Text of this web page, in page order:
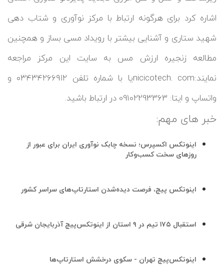
اشاره کرد برای هرگونه ارتباط با مرکز نوآوری و شتاب دهی
شهید ستاری و آشنایی بیشتر با رویداد مسی بساز و همچنین
مطالعه زنجیره ارزش مس به سایت این مرکز مراجعه
نمایند:nicicotech. comیا با شماره تلفن ۰۳۴۳۴۲۶۶۹۱۲ و
واتساپ و ایتا: 09102293363 در ارتباط باشید.
خبر های مهم:
اینوتکس اکسپرس؛ نسخه چابک نوآوری ایران برای عبور از
روزهای سخت کسب‌وکار
اینوتکس پیچ، فرصت دیده‌شدن استارتاپ‌های سراسر کشور
استقبال ۱۷۵ تیم در ۹ استان از اینوتکس‌پیچ آذربایجان شرقی
اینوتکس‌پیچ تهران - سکوی درخشش استارتاپ‌ها